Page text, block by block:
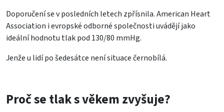
Doporučení se v posledních letech zpřísnila. American Heart
Association i evropské odborné společnosti uvádějí jako
ideální hodnotu tlak pod 130/80 mmHg.
Jenže u lidí po šedesátce není situace černobílá.
Proč se tlak s věkem zvyšuje?